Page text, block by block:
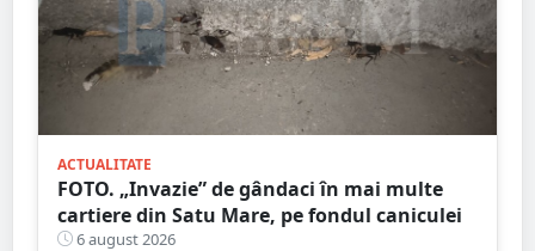
ACTUALITATE
FOTO. „Invazie” de gândaci în mai multe
cartiere din Satu Mare, pe fondul caniculei
6 august 2026